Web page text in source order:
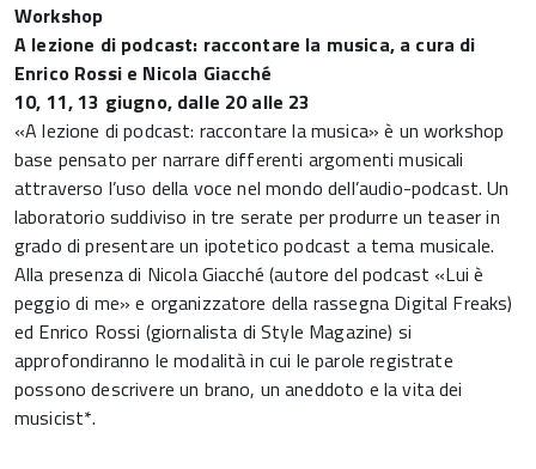
Workshop
A lezione di podcast: raccontare la musica, a cura di
Enrico Rossi e Nicola Giacché
10, 11, 13 giugno, dalle 20 alle 23
«A lezione di podcast: raccontare la musica» è un workshop
base pensato per narrare differenti argomenti musicali
attraverso l’uso della voce nel mondo dell’audio-podcast. Un
laboratorio suddiviso in tre serate per produrre un teaser in
grado di presentare un ipotetico podcast a tema musicale.
Alla presenza di Nicola Giacché (autore del podcast «Lui è
peggio di me» e organizzatore della rassegna Digital Freaks)
ed Enrico Rossi (giornalista di Style Magazine) si
approfondiranno le modalità in cui le parole registrate
possono descrivere un brano, un aneddoto e la vita dei
musicist*.